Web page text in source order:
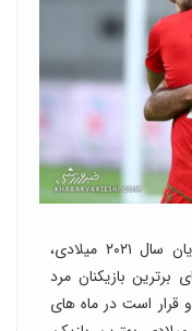
: همزمان با نزدیک شدن به پایان سال ۲۰۲۱ میلادی،
برترین بازیکنان مرد
قرار است در ماه های